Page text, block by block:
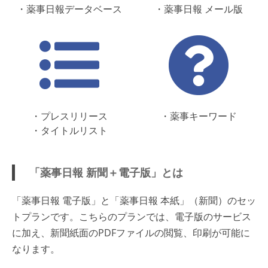
・薬事日報データベース ・薬事日報 メール版
・プレスリリース
・タイトルリスト
・薬事キーワード
「薬事日報 新聞＋電子版」とは
「薬事日報 電子版」と「薬事日報 本紙」（新聞）のセッ
トプランです。こちらのプランでは、電子版のサービス
に加え、新聞紙面のPDFファイルの閲覧、印刷が可能に
なります。